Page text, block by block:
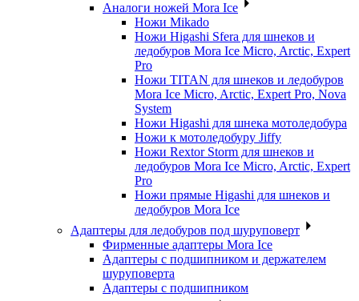
Аналоги ножей Mora Ice
Ножи Mikado
Ножи Higashi Sfera для шнеков и
ледобуров Mora Ice Micro, Arctic, Expert
Pro
Ножи TITAN для шнеков и ледобуров
Mora Ice Micro, Arctic, Expert Pro, Nova
System
Ножи Higashi для шнека мотоледобура
Ножи к мотоледобуру Jiffy
Ножи Rextor Storm для шнеков и
ледобуров Mora Ice Micro, Arctic, Expert
Pro
Ножи прямые Higashi для шнеков и
ледобуров Mora Ice
Адаптеры для ледобуров под шуруповерт
Фирменные адаптеры Mora Ice
Адаптеры с подшипником и держателем
шуруповерта
Адаптеры с подшипником